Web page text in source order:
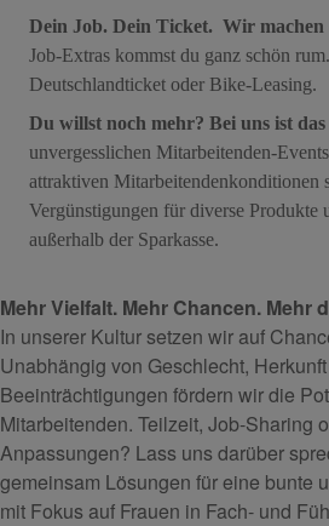
Dein Job. Dein Ticket. Wir machen
Job-Extras kommst du ganz schön
Deutschlandticket oder Bike-Leasing.
Du willst noch mehr? Bei uns ist
unvergesslichen Mitarbeitenden-
attraktiven Mitarbeitendenkonditionen
Vergünstigungen für diverse Produkte
außerhalb der Sparkasse.
Mehr Vielfalt. Mehr Chancen. Mehr
In unserer Kultur setzen wir auf
Unabhängig von Geschlecht,
Beeinträchtigungen fördern wir die
Mitarbeitenden. Teilzeit, Job-Sharing
Anpassungen? Lass uns darüber
gemeinsam Lösungen für eine bunte
mit Fokus auf Frauen in Fach- und